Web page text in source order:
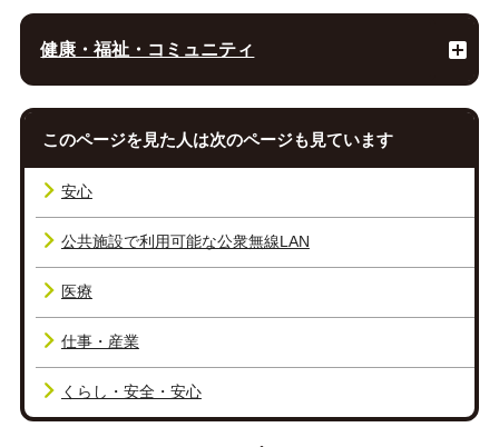
健康・福祉・コミュニティ
このページを見た人は次のページも見ています
安心
公共施設で利用可能な公衆無線LAN
医療
仕事・産業
くらし・安全・安心